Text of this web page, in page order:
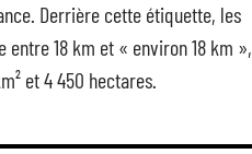
Derrière cette étiquette, les
18 km et « environ 18 km »,
et 4 450 hectares.